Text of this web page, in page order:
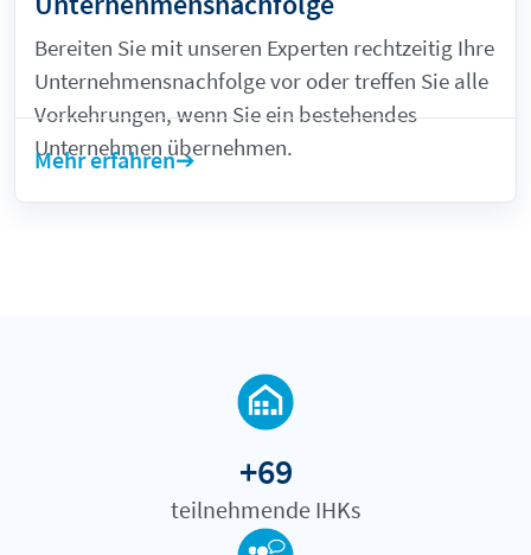
Bereiten Sie mit unseren Experten rechtzeitig Ihre
Unternehmensnachfolge vor oder treffen Sie alle
Vorkehrungen, wenn Sie ein bestehendes
Unternehmen übernehmen.
Mehr erfahren
+69
teilnehmende IHKs